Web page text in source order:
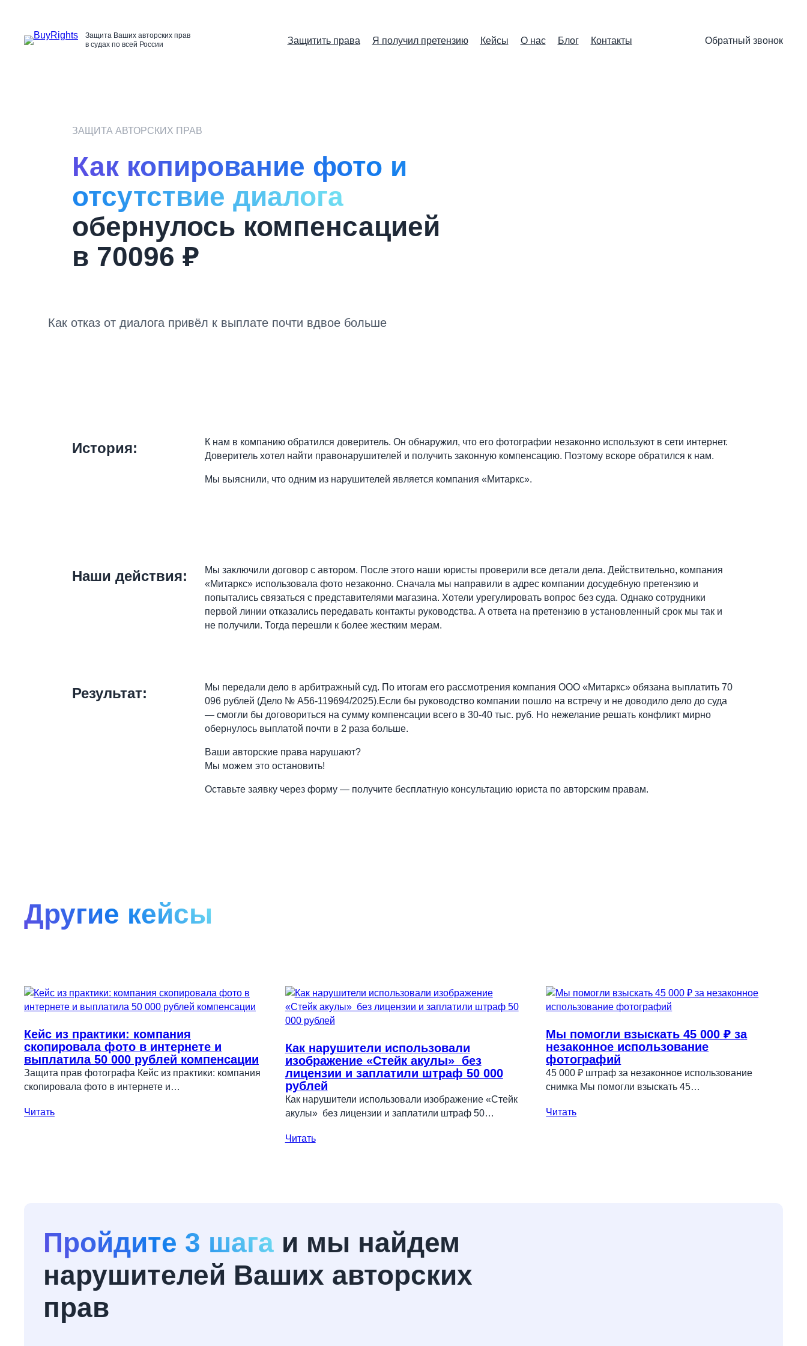
содержимому
Защита Ваших авторских прав
в судах по всей России
Защитить права Я получил претензию Кейсы О нас Блог Контакты Обратный звонок
ЗАЩИТА АВТОРСКИХ ПРАВ
Как копирование фото и
отсутствие диалога
обернулось компенсацией
в 70096 ₽
Как отказ от диалога привёл к выплате почти вдвое больше
История:
К нам в компанию обратился доверитель. Он обнаружил, что его фотографии незаконно используют в сети интернет.
Доверитель хотел найти правонарушителей и получить законную компенсацию. Поэтому вскоре обратился к нам.
Мы выяснили, что одним из нарушителей является компания «Митаркс».
Наши действия:
Мы заключили договор с автором. После этого наши юристы проверили все детали дела. Действительно, компания
«Митаркс» использовала фото незаконно. Сначала мы направили в адрес компании досудебную претензию и
попытались связаться с представителями магазина. Хотели урегулировать вопрос без суда. Однако сотрудники
первой линии отказались передавать контакты руководства. А ответа на претензию в установленный срок мы так и
не получили. Тогда перешли к более жестким мерам.
Результат:
Мы передали дело в арбитражный суд. По итогам его рассмотрения компания ООО «Митаркс» обязана выплатить 70
096 рублей (Дело № А56-119694/2025).Если бы руководство компании пошло на встречу и не доводило дело до суда
― смогли бы договориться на сумму компенсации всего в 30-40 тыс. руб. Но нежелание решать конфликт мирно
обернулось выплатой почти в 2 раза больше.
Ваши авторские права нарушают?
Мы можем это остановить!
Оставьте заявку через форму — получите бесплатную консультацию юриста по авторским правам.
Другие кейсы
Кейс из практики: компания
скопировала фото в интернете и
выплатила 50 000 рублей компенсации
Защита прав фотографа Кейс из практики: компания
скопировала фото в интернете и…
Читать
Как нарушители использовали
изображение «Стейк акулы» без
лицензии и заплатили штраф 50 000
рублей
Как нарушители использовали изображение «Стейк
акулы» без лицензии и заплатили штраф 50…
Читать
Мы помогли взыскать 45 000 ₽ за
незаконное использование
фотографий
45 000 ₽ штраф за незаконное использование
снимка Мы помогли взыскать 45…
Читать
Пройдите 3 шага и мы найдем
нарушителей Ваших авторских
прав